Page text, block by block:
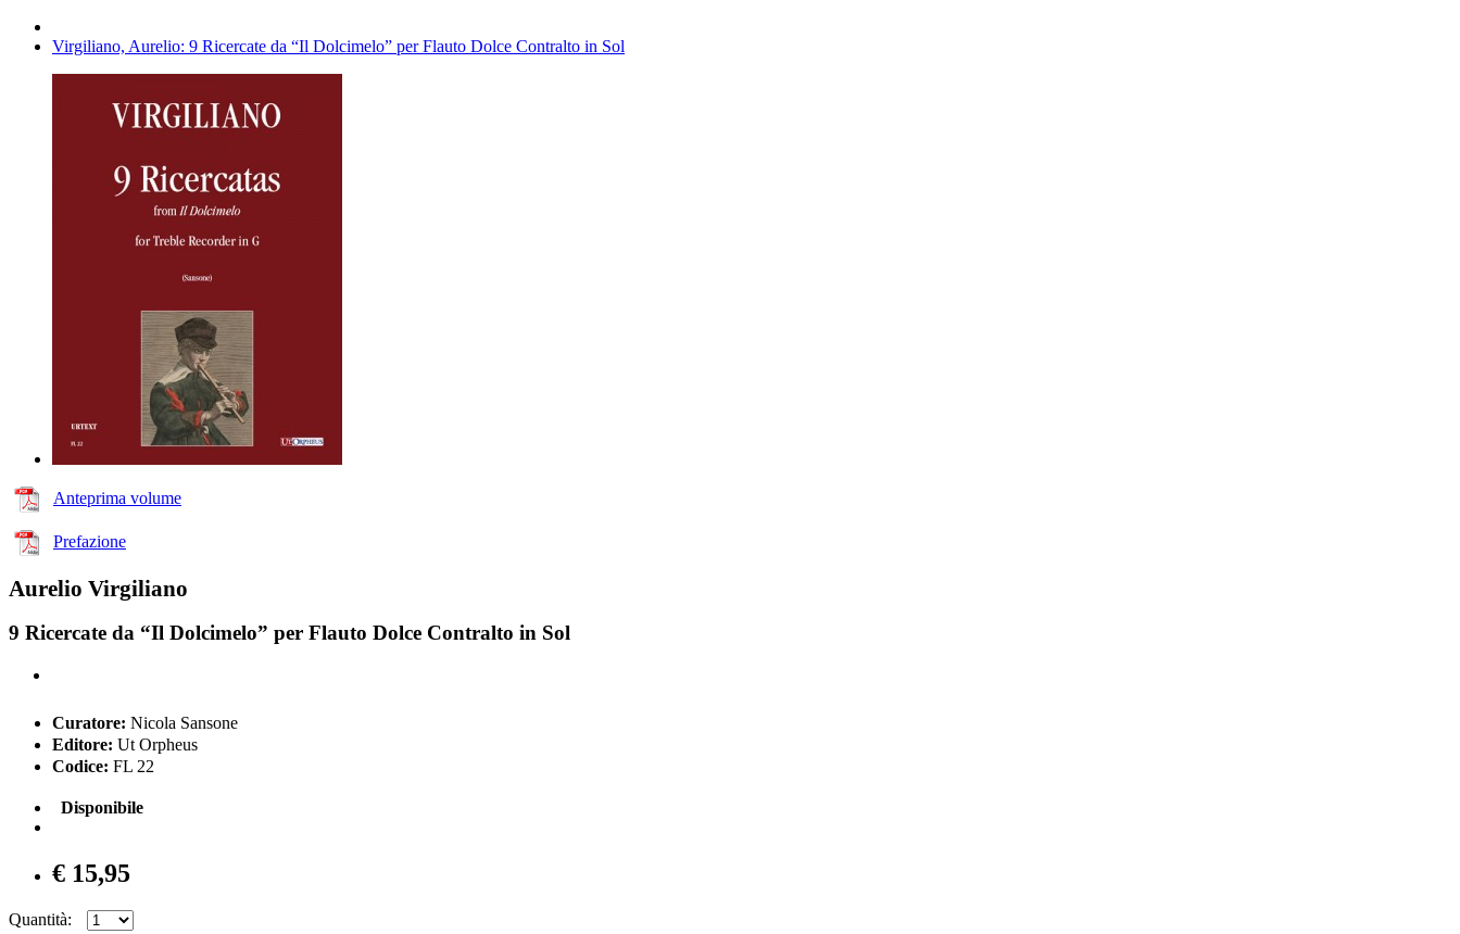
Virgiliano, Aurelio: 9 Ricercate da “Il Dolcimelo” per Flauto Dolce Contralto in Sol
Anteprima volume
Prefazione
Aurelio Virgiliano
9 Ricercate da “Il Dolcimelo” per Flauto Dolce Contralto in Sol
Curatore: Nicola Sansone
Editore: Ut Orpheus
Codice: FL 22
Disponibile
€ 15,95
Quantità: